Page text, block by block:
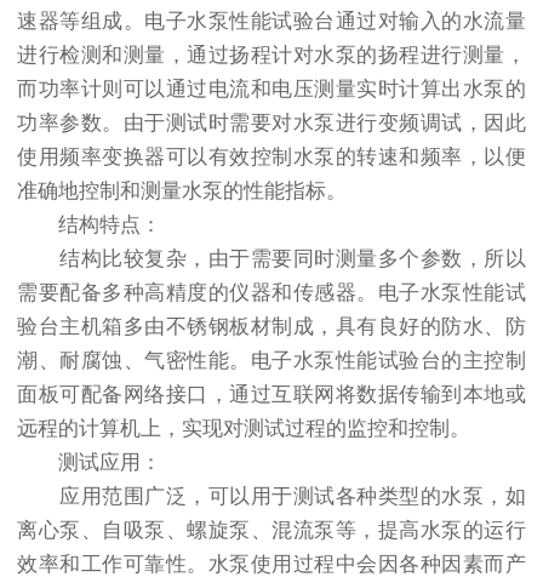
速器等组成。电子水泵性能试验台通过对输入的水流量
进行检测和测量，通过扬程计对水泵的扬程进行测量，
而功率计则可以通过电流和电压测量实时计算出水泵的
功率参数。由于测试时需要对水泵进行变频调试，因此
使用频率变换器可以有效控制水泵的转速和频率，以便
准确地控制和测量水泵的性能指标。
结构特点：
结构比较复杂，由于需要同时测量多个参数，所以
需要配备多种高精度的仪器和传感器。电子水泵性能试
验台主机箱多由不锈钢板材制成，具有良好的防水、防
潮、耐腐蚀、气密性能。电子水泵性能试验台的主控制
面板可配备网络接口，通过互联网将数据传输到本地或
远程的计算机上，实现对测试过程的监控和控制。
测试应用：
应用范围广泛，可以用于测试各种类型的水泵，如
离心泵、自吸泵、螺旋泵、混流泵等，提高水泵的运行
效率和工作可靠性。水泵使用过程中会因各种因素而产